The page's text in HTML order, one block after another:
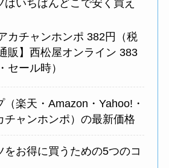
はいちばんどこで安く買え
カチャンホンポ 382円（税
販】西松屋オンライン 383
セール時）
（楽天・Amazon・Yahoo!・
チャンホンポ）の最新価格
をお得に買うための5つのコ